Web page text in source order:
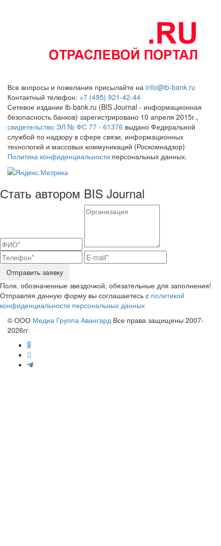
Все вопросы и пожелания присылайте на info@ib-bank.ru
Контактный телефон: +7 (495) 921-42-44
Сетевое издание ib-bank.ru (BIS Journal - информационная
безопасность банков) зарегистрировано 10 апреля 2015г.,
свидетельство ЭЛ № ФС 77 - 61376 выдано Федеральной
службой по надзору в сфере связи, информационных
технологий и массовых коммуникаций (Роскомнадзор)
Политика конфиденциальности персональных данных.
Стать автором BIS Journal
Отправить заявку
Поля, обозначенные звездочкой, обязательные для заполнения!
Отправляя данную форму вы соглашаетесь с политикой
конфиденциальности персональных данных
© ООО Медиа Группа Авангард Все права защищены 2007-
2026гг.